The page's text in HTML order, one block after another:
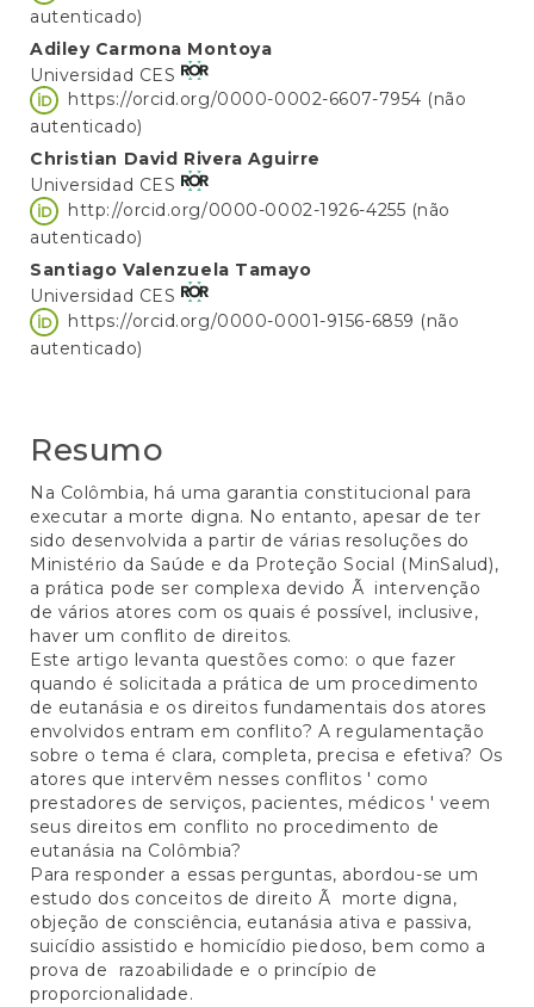
artigo
principal
autenticado)
Adiley Carmona Montoya
Universidad CES
https://orcid.org/0000-0002-6607-7954 (não
autenticado)
Christian David Rivera Aguirre
Universidad CES
http://orcid.org/0000-0002-1926-4255 (não
autenticado)
Santiago Valenzuela Tamayo
Universidad CES
https://orcid.org/0000-0001-9156-6859 (não
autenticado)
Resumo
Na Colômbia, há uma garantia constitucional para
executar a morte digna. No entanto, apesar de ter
sido desenvolvida a partir de várias resoluções do
Ministério da Saúde e da Proteção Social (MinSalud),
a prática pode ser complexa devido Ã intervenção
de vários atores com os quais é possível, inclusive,
haver um conflito de direitos.
Este artigo levanta questões como: o que fazer
quando é solicitada a prática de um procedimento
de eutanásia e os direitos fundamentais dos atores
envolvidos entram em conflito? A regulamentação
sobre o tema é clara, completa, precisa e efetiva? Os
atores que intervêm nesses conflitos ' como
prestadores de serviços, pacientes, médicos ' veem
seus direitos em conflito no procedimento de
eutanásia na Colômbia?
Para responder a essas perguntas, abordou-se um
estudo dos conceitos de direito Ã morte digna,
objeção de consciência, eutanásia ativa e passiva,
suicídio assistido e homicídio piedoso, bem como a
prova de razoabilidade e o princípio de
proporcionalidade.